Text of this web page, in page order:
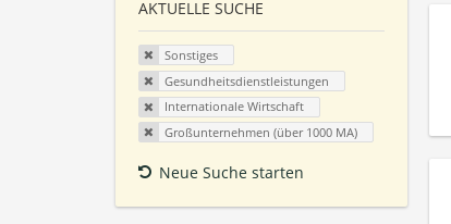
AKTUELLE SUCHE
Sonstiges
Gesundheitsdienstleistungen
Internationale Wirtschaft
Großunternehmen (über 1000 MA)
Neue Suche starten